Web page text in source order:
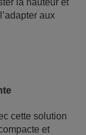
la hauteur et
aux
cette solution
et